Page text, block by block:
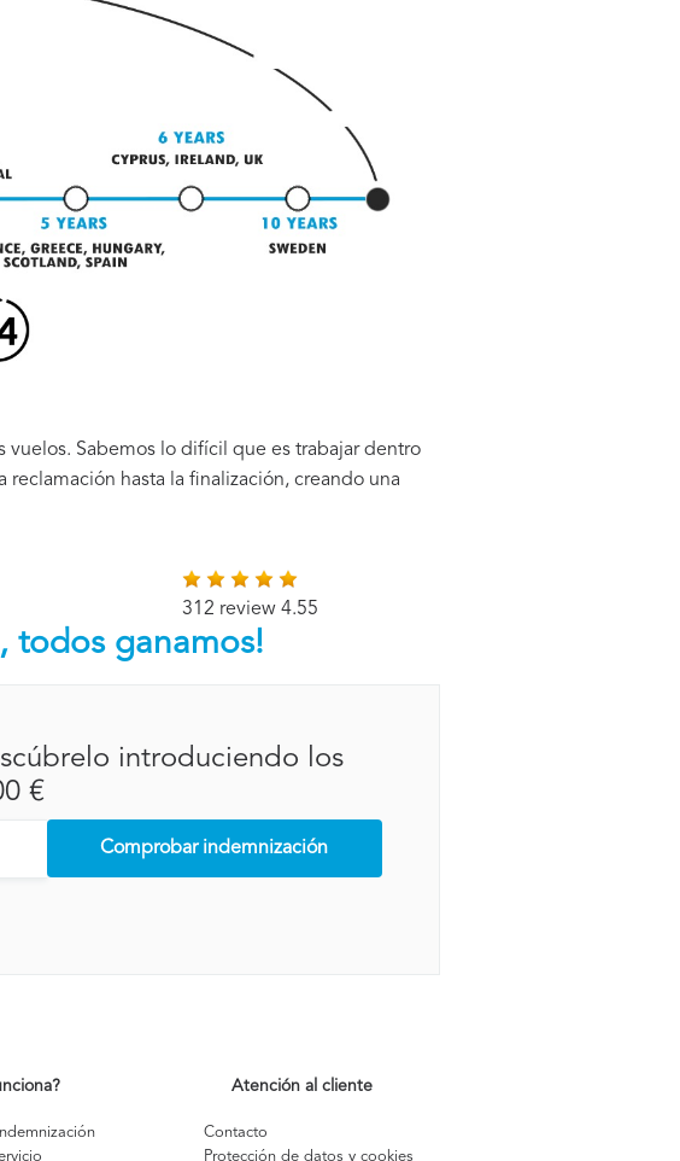
vuelos. Sabemos lo difícil que es trabajar dentro
hasta la finalización, creando una
312 review 4.55
todos ganamos!
introduciendo los
€
Comprobar indemnización
Atención al cliente
Contacto
Protección de datos y cookies